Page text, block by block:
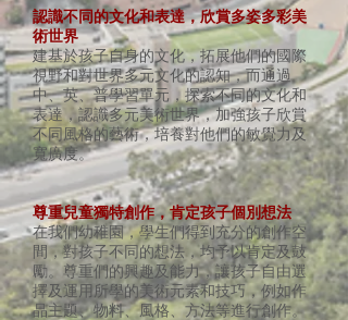
認識不同的文化和表達，欣賞多姿多彩美
術世界
建基於孩子自身的文化，拓展他們的國際
視野和對世界多元文化的認知，而通過
中、英、普學習單元，探索不同的文化和
表達，認識多元美術世界，加強孩子欣賞
不同風格的藝術，培養對他們的敏覺力及
寬廣度。
尊重兒童獨特創作，肯定孩子個別想法
在我們幼稚園，學生們得到充分的創作空
間，對孩子不同的想法，均予以肯定及鼓
勵。尊重們的興趣及能力，讓孩子自由選
擇及運用所學的美術元素和技巧，例如作
品主題、物料、風格、方法等進行創作。